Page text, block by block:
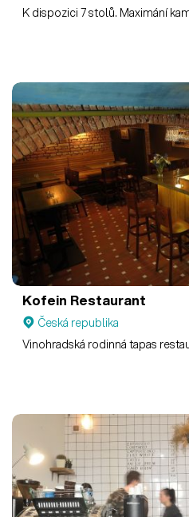
K dispozici 7 stolů. Maximání
Kofein Restaurant
Česká republika
Vinohradská rodinná tapas